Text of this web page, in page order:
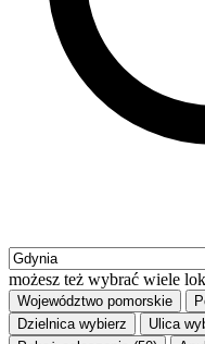
możesz też wybrać wiele
Województwo pomorskie
Dzielnica wybierz Ulica